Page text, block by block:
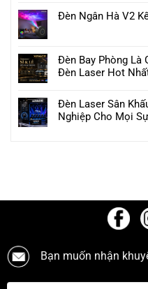
Đèn Ngân Hà V2
Đèn Bay Phòng Là
Đèn Laser Hot
Đèn Laser Sân
Nghiệp Cho Mọi
Bạn muốn nhận